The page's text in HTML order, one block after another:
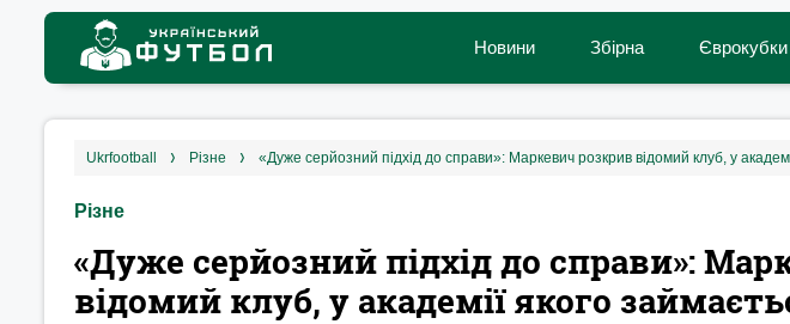
Новини Збірна Єврокубки
ukrfootball різне «Дуже серйозний підхід до справи‎»: Маркевич розкрив відомий клуб, у
Різне
«Дуже серйозний підхід до справи‎»:
відомий клуб, у академії якого